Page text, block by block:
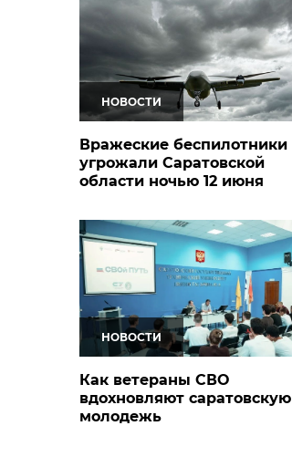
НОВОСТИ
Вражеские беспилотники
угрожали Саратовской
области ночью 12 июня
НОВОСТИ
Как ветераны СВО
вдохновляют саратовскую
молодежь